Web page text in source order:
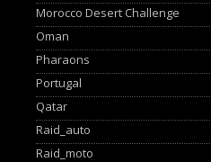
Morocco Desert Challenge
Oman
Pharaons
Portugal
Qatar
Raid_auto
Raid_moto